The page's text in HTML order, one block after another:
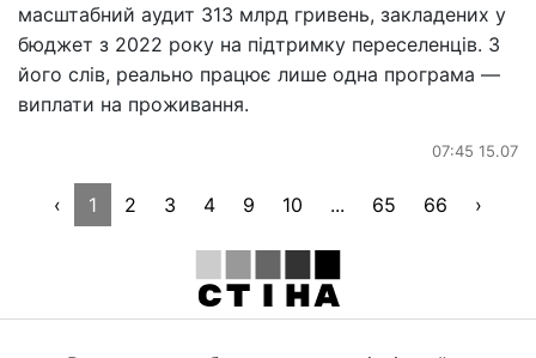
масштабний аудит 313 млрд гривень, закладених у
бюджет з 2022 року на підтримку переселенців. З
його слів, реально працює лише одна програма —
виплати на проживання.
07:45 15.07
‹ 1 2 3 4 9 10 ... 65 66 ›